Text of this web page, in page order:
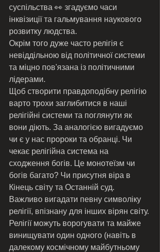
суспільства 👀 згадуємо часи
інквізиції та гальмування наукового
розвитку людства.
Окрім того дуже часто релігія є
невіддільною від політичної системи
та міцно пов'язана із політичними
лідерами.
Щоб створити правдоподібну релігію
варто трохи заглибитися в наші
релігійні системи та поглянути як
вони діють. За аналогією вигадуємо
чи є у нас пророки та обранці. Чи
чекає релігійна система на
сходження богів. Це монотеїзм чи
богів багато? Чи присутня віра в
Кінець світу та Останній суд.
Важливо вигадати певну символіку
релігії, впізнану для інших вірян світу.
Релігії можуть ворогувати та майже
винищувати один одного (навіть в
далекому космічному майбутньому